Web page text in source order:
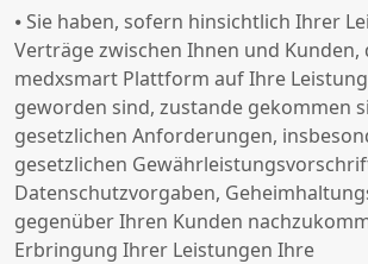
⦁ Sie haben, sofern hinsichtlich Ihrer
Verträge zwischen Ihnen und Kunden,
medxsmart Plattform auf Ihre
geworden sind, zustande gekommen
gesetzlichen Anforderungen,
gesetzlichen
Datenschutzvorgaben,
gegenüber Ihren Kunden
Erbringung Ihrer Leistungen Ihre